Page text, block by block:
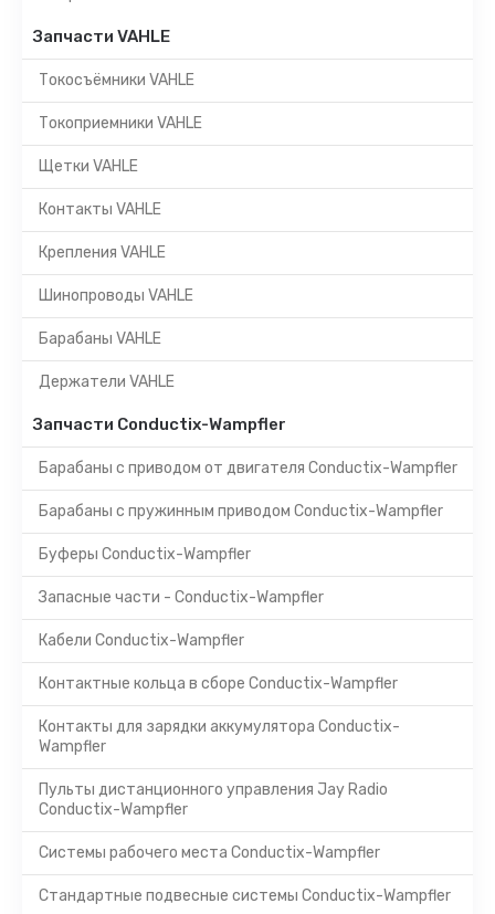
Запчасти VAHLE
Токосъёмники VAHLE
Токоприемники VAHLE
Щетки VAHLE
Контакты VAHLE
Крепления VAHLE
Шинопроводы VAHLE
Барабаны VAHLE
Держатели VAHLE
Запчасти Conductix-Wampfler
Барабаны с приводом от двигателя Conductix-Wampfler
Барабаны с пружинным приводом Conductix-Wampfler
Буферы Conductix-Wampfler
Запасные части - Conductix-Wampfler
Кабели Conductix-Wampfler
Контактные кольца в сборе Conductix-Wampfler
Контакты для зарядки аккумулятора Conductix-
Wampfler
Пульты дистанционного управления Jay Radio
Conductix-Wampfler
Системы рабочего места Conductix-Wampfler
Стандартные подвесные системы Conductix-Wampfler